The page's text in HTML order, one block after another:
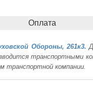
Оплата
Обороны, 261к3.
транспортными
транспортной компании.